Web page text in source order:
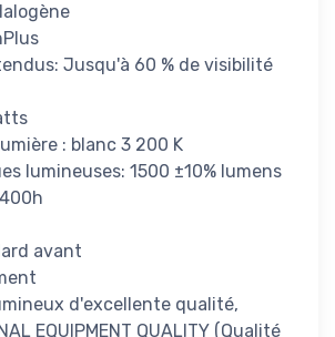
Jusqu'à 60 % de visibilité
: blanc 3 200 K
lumineuses: 1500 ±10% lumens
avant
d'excellente qualité,
EQUIPMENT QUALITY (Qualité